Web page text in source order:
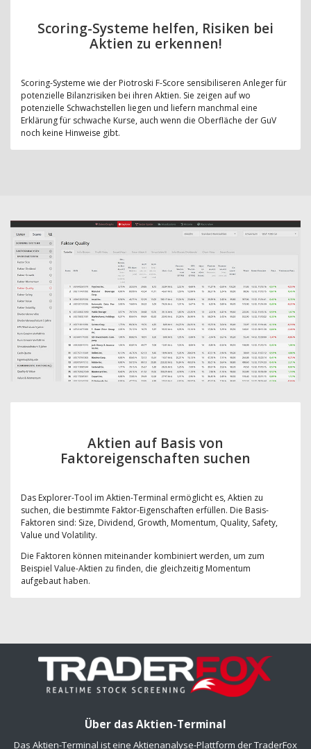
Scoring-Systeme helfen, Risiken bei
Aktien zu erkennen!
Scoring-Systeme wie der Piotroski F-Score sensibiliseren Anleger für
potenzielle Bilanzrisiken bei ihren Aktien. Sie zeigen auf wo
potenzielle Schwachstellen liegen und liefern manchmal eine
Erklärung für schwache Kurse, auch wenn die Oberfläche der GuV
noch keine Hinweise gibt.
Aktien auf Basis von
Faktoreigenschaften suchen
Das Explorer-Tool im Aktien-Terminal ermöglicht es, Aktien zu
suchen, die bestimmte Faktor-Eigenschaften erfüllen. Die Basis-
Faktoren sind: Size, Dividend, Growth, Momentum, Quality, Safety,
Value und Volatility.
Die Faktoren können miteinander kombiniert werden, um zum
Beispiel Value-Aktien zu finden, die gleichzeitig Momentum
aufgebaut haben.
Über das Aktien-Terminal
Das Aktien-Terminal ist eine Aktienanalyse-Plattform der TraderFox